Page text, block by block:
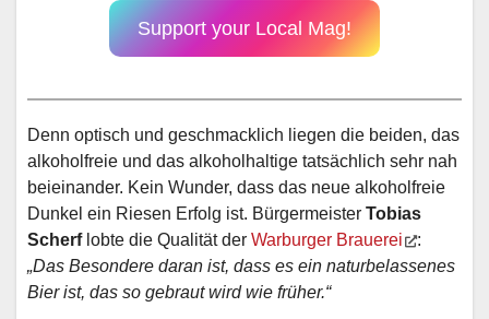
Support your Local Mag!
Denn optisch und geschmacklich liegen die beiden, das
alkoholfreie und das alkoholhaltige tatsächlich sehr nah
beieinander. Kein Wunder, dass das neue alkoholfreie
Dunkel ein Riesen Erfolg ist. Bürgermeister Tobias
Scherf lobte die Qualität der Warburger Brauerei
:
„Das Besondere daran ist, dass es ein naturbelassenes
Bier ist, das so gebraut wird wie früher.“